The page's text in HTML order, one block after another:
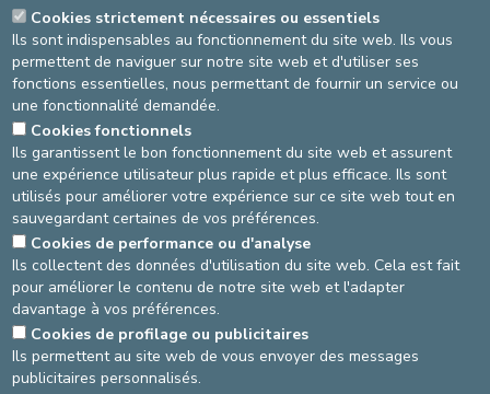
Via le mail reçu lors de votre prise de rendez-vous en ligne
Ou en remplissant
notre formulaire
Ou par téléphone
, au 02-614 27 20
SITE ST-MICHEL
Via le mail reçu lors de votre prise de rendez-vous en ligne
Ou en remplissantnotre formulaire
Ou par téléphone, au 02-614 37 20
Dernière vérification: 07/02/2023
Source
Département administratif
Dernière modification
23/08/2024
AGRANDIR / RÉDUIRE
asbl Cliniques de l’Europe – Europa Ziekenhuizen vzw
Cookies strictement nécessaires ou essentiels
Ils sont indispensables au fonctionnement du site web. Ils vous
permettent de naviguer sur notre site web et d'utiliser ses
fonctions essentielles, nous permettant de fournir un service ou
une fonctionnalité demandée.
Cookies fonctionnels
Ils garantissent le bon fonctionnement du site web et assurent
une expérience utilisateur plus rapide et plus efficace. Ils sont
utilisés pour améliorer votre expérience sur ce site web tout en
sauvegardant certaines de vos préférences.
Cookies de performance ou d'analyse
Ils collectent des données d'utilisation du site web. Cela est fait
pour améliorer le contenu de notre site web et l'adapter
davantage à vos préférences.
Cookies de profilage ou publicitaires
Ils permettent au site web de vous envoyer des messages
publicitaires personnalisés.